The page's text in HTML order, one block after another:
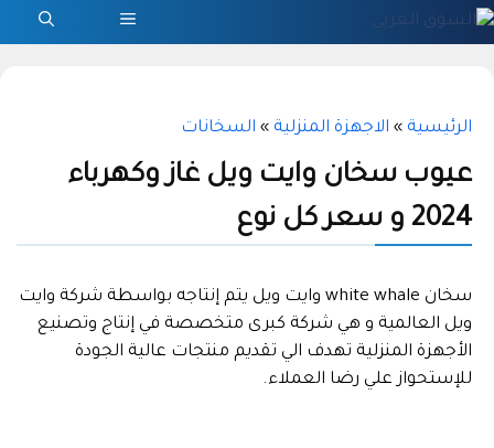
انتقل
إلى
القائمة
الرئيسية » الاجهزة المنزلية » السخانات
عيوب سخان وايت ويل غاز وكهرباء
2024 و سعر كل نوع
سخان white whale وايت ويل يتم إنتاجه بواسطة شركة وايت
ويل العالمية و هي شركة كبرى متخصصة في إنتاج وتصنيع
الأجهزة المنزلية تهدف الي تقديم منتجات عالية الجودة
للإستحواز علي رضا العملاء.